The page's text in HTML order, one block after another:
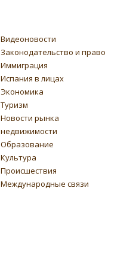
Видеоновости
Законодательство и право
Иммиграция
Испания в лицах
Экономика
Туризм
Новости рынка
недвижимости
Образование
Культура
Происшествия
Международные связи